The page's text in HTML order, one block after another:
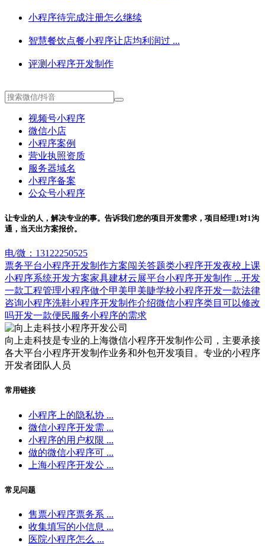
小程序待完成注册怎么继续
智慧餐饮点餐小程序让店均利润过 ...
评测小程序开发制作
视频号小程序
微信小店
小程序案例
营业执照资质
服务器域名
小程序备案
公众号小程序
让专业的人，解决专业的事。告诉我们您的项目开发需求，项目经理1对1沟
通，当天出方案报价。
电/微：13122250525
票务平台小程序开发制作方案闯关答题类小程序开发夜校上课
小程序系统开发方案家具建材云展平台小程序开发制作 ...开发
一款工程管理小程序做个甲美甲美睫学校小程序开发一款法律
咨询小程序洗鞋小程序开发制作介绍微信小程序类目可以修改
吗开发一款便民服务小程序的需求
向上走科技是专业的上海微信小程序开发制作公司，主要承接
各大平台小程序开发制作业务和外包开发项目。专业的小程序
开发者团队人员
常用链接
小程序上的隐私协 ...
微信小程序开发需 ...
小程序的用户权限 ...
做的微信小程序可 ...
上海小程序开发公 ...
常见问题
售票小程序票务系 ...
收集填写的小信息 ...
医院小程序怎么 ...